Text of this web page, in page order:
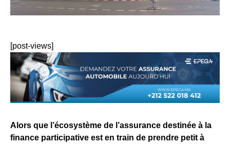
[post-views]
Alors que l’écosystème de l’assurance destinée à la
finance participative est en train de prendre petit à